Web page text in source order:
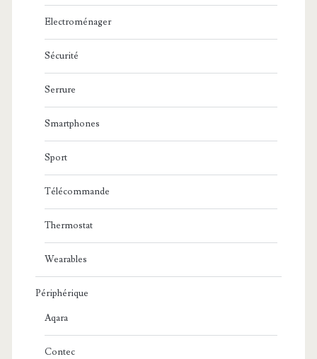
Electroménager
Sécurité
Serrure
Smartphones
Sport
Télécommande
Thermostat
Wearables
Périphérique
Aqara
Contec